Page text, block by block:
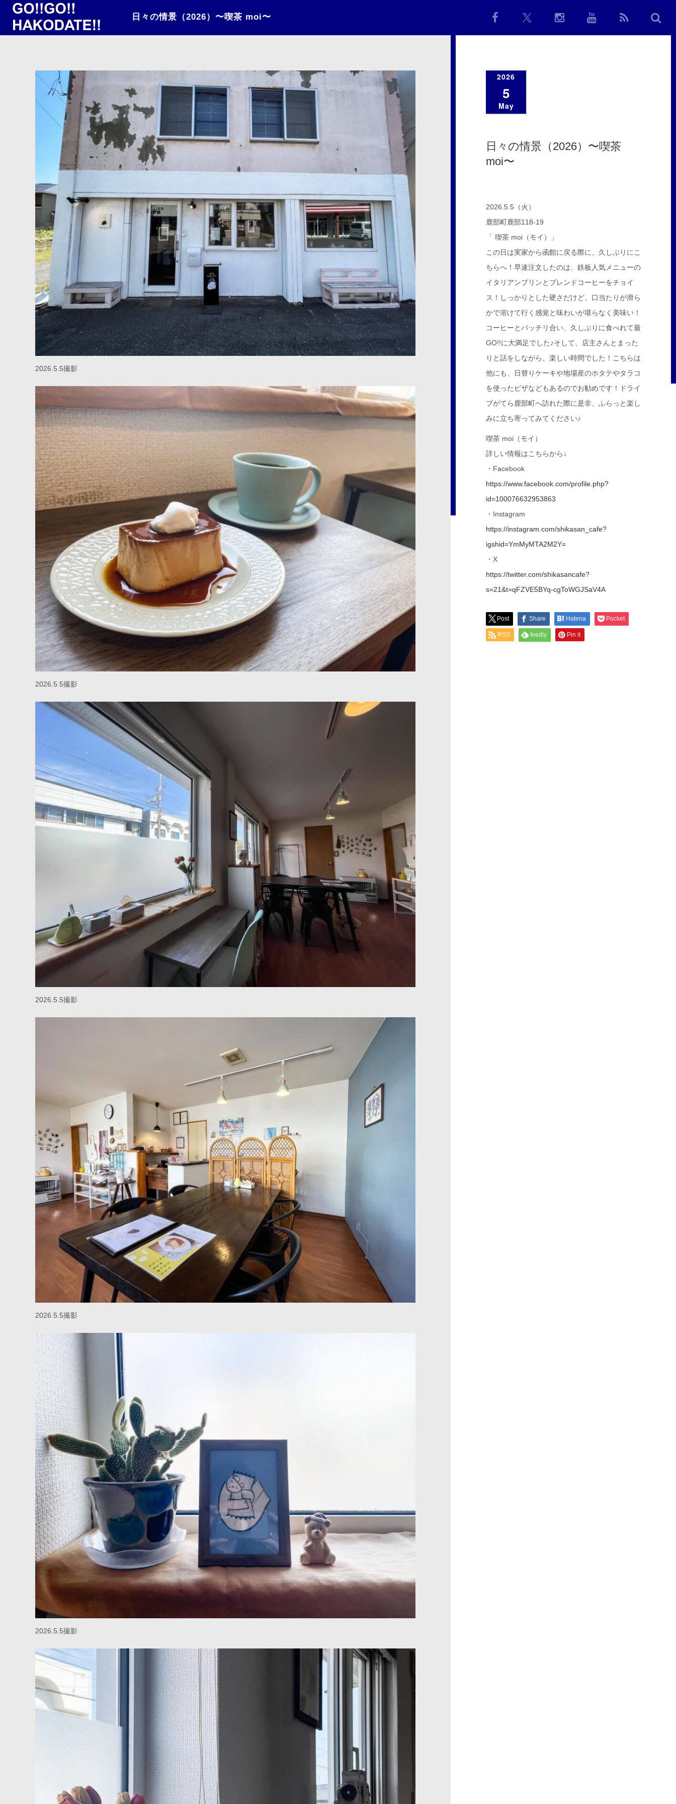
日々の情景（2026）〜喫茶 moi〜
2026.5.5撮影
2026.5.5撮影
2026.5.5撮影
2026.5.5撮影
2026.5.5撮影
2026
5
May
日々の情景（2026）〜喫茶
moi〜
2026.5.5（火）
鹿部町鹿部118-19
「 喫茶 moi（モイ）」
この日は実家から函館に戻る際に、久しぶりにこ
ちらへ！早速注文したのは、鉄板人気メニューの
イタリアンプリンとブレンドコーヒーをチョイ
ス！しっかりとした硬さだけど、口当たりが滑ら
かで溶けて行く感覚と味わいが堪らなく美味い！
コーヒーとバッチリ合い、久しぶりに食べれて最
GO!!に大満足でした♪そして、店主さんとまった
りと話をしながら、楽しい時間でした！こちらは
他にも、日替りケーキや地場産のホタテやタラコ
を使ったピザなどもあるのでお勧めです！ドライ
ブがてら鹿部町へ訪れた際に是非、ふらっと楽し
みに立ち寄ってみてください♪
喫茶 moi（モイ）
詳しい情報はこちらから↓
・Facebook
https://www.facebook.com/profile.php?
id=100076632953863
・Instagram
https://instagram.com/shikasan_cafe?
igshid=YmMyMTA2M2Y=
・X
https://twitter.com/shikasancafe?
s=21&t=qFZVE5BYq-cgToWGJSaV4A
Post Share Hatena Pocket
RSS feedly Pin it